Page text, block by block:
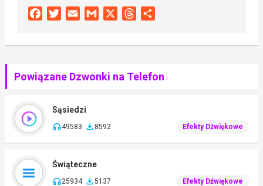
FacebookTwitterEmail Gmail Threads
Powiązane Dzwonki na Telefon
Sąsiedzi
49583 8592 Efekty Dźwiękowe
Świąteczne
25934 5137 Efekty Dźwiękowe